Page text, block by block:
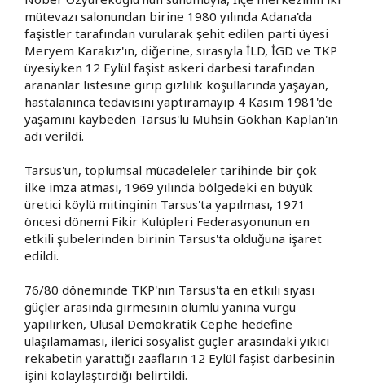
mütevazı salonundan birine 1980 yılında Adana'da
faşistler tarafından vurularak şehit edilen parti üyesi
Meryem Karakız'ın, diğerine, sırasıyla İLD, İGD ve TKP
üyesiyken 12 Eylül faşist askeri darbesi tarafından
arananlar listesine girip gizlilik koşullarında yaşayan,
hastalanınca tedavisini yaptıramayıp 4 Kasım 1981'de
yaşamını kaybeden Tarsus'lu Muhsin Gökhan Kaplan'ın
adı verildi.
Tarsus'un, toplumsal mücadeleler tarihinde bir çok
ilke imza atması, 1969 yılında bölgedeki en büyük
üretici köylü mitinginin Tarsus'ta yapılması, 1971
öncesi dönemi Fikir Kulüpleri Federasyonunun en
etkili şubelerinden birinin Tarsus'ta olduğuna işaret
edildi.
76/80 döneminde TKP'nin Tarsus'ta en etkili siyasi
güçler arasında girmesinin olumlu yanına vurgu
yapılırken, Ulusal Demokratik Cephe hedefine
ulaşılamaması, ilerici sosyalist güçler arasındaki yıkıcı
rekabetin yarattığı zaafların 12 Eylül faşist darbesinin
işini kolaylaştırdığı belirtildi.